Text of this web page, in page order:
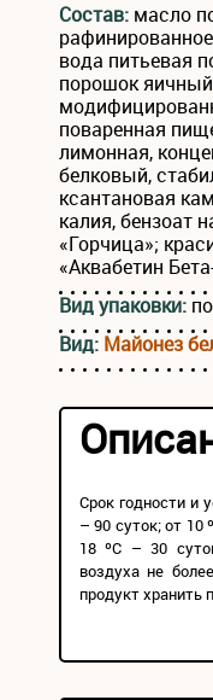
Состав: масло
вода питьевая
порошок
поваренная
лимонная,
белковый,
ксантановая
калия, бензоат
«Горчица»;
«Аквабетин
Вид упаковки:
Вид: Майонез
Срок годности и
– 90 суток; от 10
18 ºС – 30
воздуха не
продукт хранить